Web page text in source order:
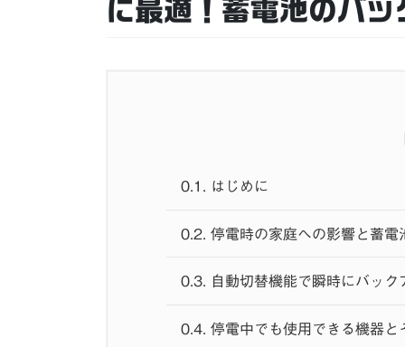
に最適！蓄電池のバ
0.1. はじめに
0.2. 停電時の家庭への影響と蓄電
0.3. 自動切替機能で瞬時にバック
0.4. 停電中でも使用できる機器と